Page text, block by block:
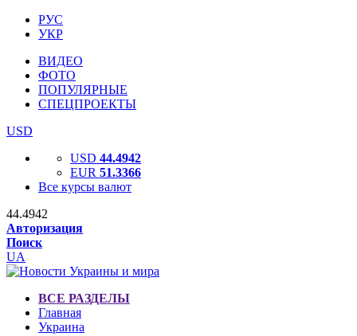
РУС
УКР
ВИДЕО
ФОТО
ПОПУЛЯРНЫЕ
СПЕЦПРОЕКТЫ
USD
USD 44.4942
EUR 51.3366
Все курсы валют
44.4942
Авторизация
Поиск
UA
ВСЕ РАЗДЕЛЫ
Главная
Украина